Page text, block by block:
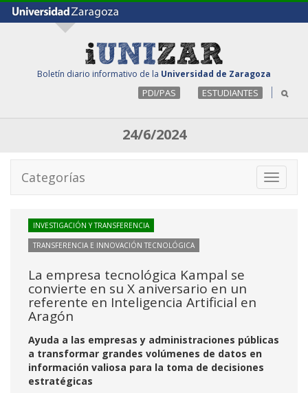
Boletín diario informativo de la Universidad de Zaragoza
PDI/PAS ESTUDIANTES
24/6/2024
Toggle
Categorías
INVESTIGACIÓN Y TRANSFERENCIA
TRANSFERENCIA E INNOVACIÓN TECNOLÓGICA
La empresa tecnológica Kampal se
convierte en su X aniversario en un
referente en Inteligencia Artificial en
Aragón
Ayuda a las empresas y administraciones públicas
a transformar grandes volúmenes de datos en
información valiosa para la toma de decisiones
estratégicas